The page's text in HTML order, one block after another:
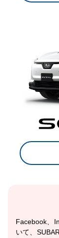
Facebook、
いて、